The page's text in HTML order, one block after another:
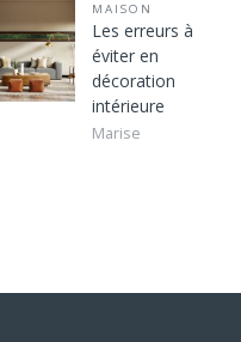
MAISON
Les erreurs à
éviter en
décoration
intérieure
Marise